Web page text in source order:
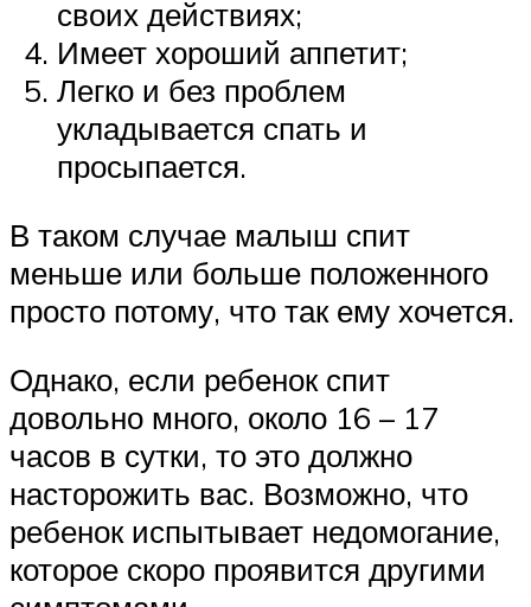
своих действиях;
Имеет хороший аппетит;
Легко и без проблем
укладывается спать и
просыпается.
В таком случае малыш спит
меньше или больше положенного
просто потому, что так ему хочется.
Однако, если ребенок спит
довольно много, около 16 – 17
часов в сутки, то это должно
насторожить вас. Возможно, что
ребенок испытывает недомогание,
которое скоро проявится другими